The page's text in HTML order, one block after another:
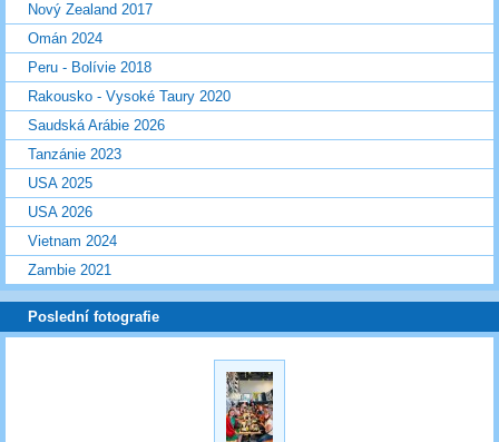
Nový Zealand 2017
Omán 2024
Peru - Bolívie 2018
Rakousko - Vysoké Taury 2020
Saudská Arábie 2026
Tanzánie 2023
USA 2025
USA 2026
Vietnam 2024
Zambie 2021
Poslední fotografie